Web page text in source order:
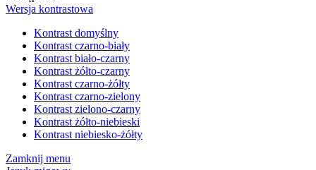
Wersja kontrastowa
Kontrast domyślny
Kontrast czarno-biały
Kontrast biało-czarny
Kontrast żółto-czarny
Kontrast czarno-żółty
Kontrast czarno-zielony
Kontrast zielono-czarny
Kontrast żółto-niebieski
Kontrast niebiesko-żółty
Zamknij menu